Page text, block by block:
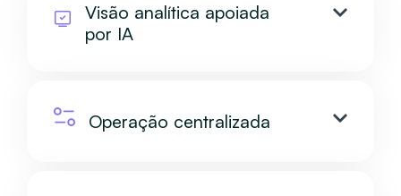
Visão analítica apoiada
por IA
Operação centralizada